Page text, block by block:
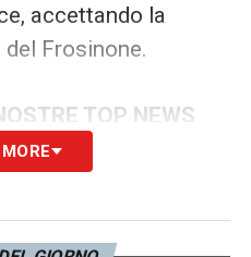
accettando la
Frosinone.
TOP NEWS